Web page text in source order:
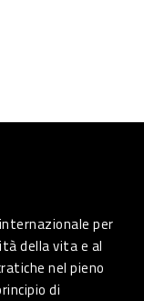
per
della vita e al
nel pieno
di